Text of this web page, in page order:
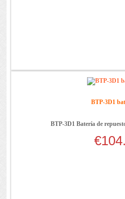
BTP-3D1
BTP-3D1 Batería de